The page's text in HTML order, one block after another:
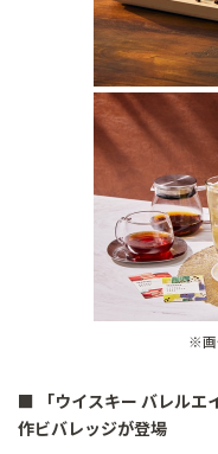
※画
■ 「ウイスキー バレルエ
作ビバレッジが登場